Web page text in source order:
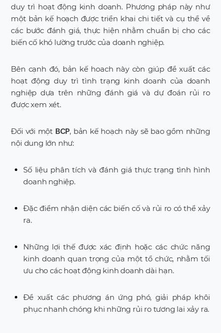
duy trì hoạt động kinh doanh. Phương pháp này như
một bản kế hoạch được triển khai chi tiết và cụ thể về
các bước đánh giá, thực hiện nhằm chuẩn bị cho các
biến cố khó lường trước của doanh nghiệp.
Bên cạnh đó, bản kế hoach này còn giúp đề xuất các
hoạt động duy trì tình trạng kinh doanh của doanh
nghiệp dựa trên những đánh giá và dự đoán rủi ro
được xem xét.
Đối với một BCP, bản kế hoạch này sẽ bao gồm những
nội dung lớn như:
Số liệu phân tích và đánh giá thực trạng tình hình
doanh nghiệp.
Đặc điểm nhận diện các biến cố và rủi ro có thể xảy
ra.
Những lợi thế được xác định hoặc các chức năng
kinh doanh quan trọng của một tổ chức, nhằm tối
ưu cho các hoạt động kinh doanh dài hạn.
Đề xuất các phương án ứng phó, giải pháp khôi
phục nhanh chóng khi những rủi ro tương lai xảy ra.